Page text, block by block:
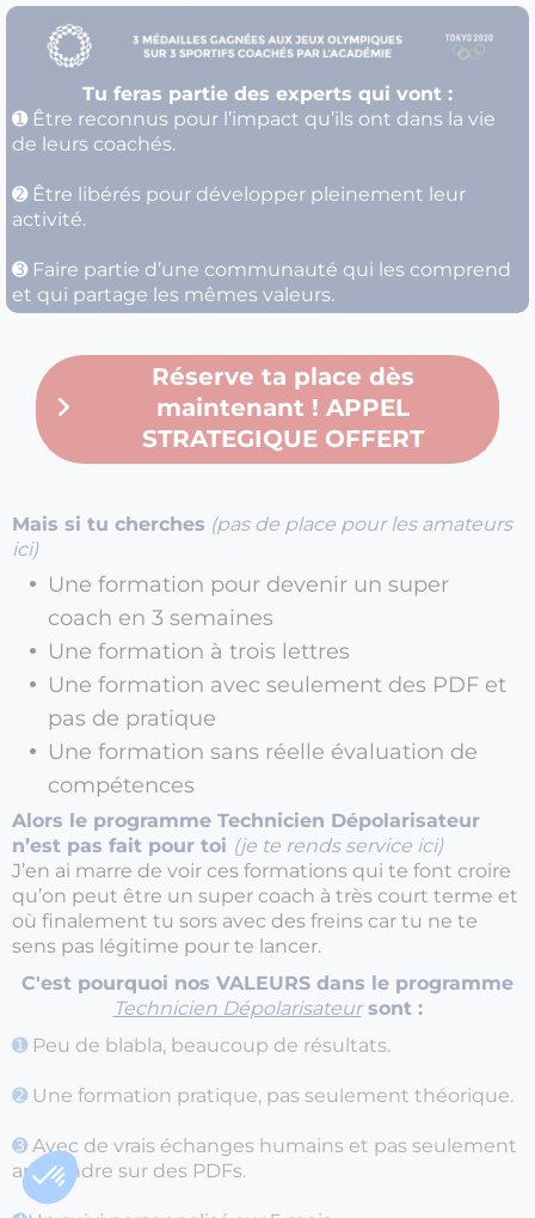
Tu feras partie des experts qui vont :
➊ Être reconnus pour l’impact qu’ils ont dans la vie
de leurs coachés.
➋ Être libérés pour développer pleinement leur
activité.
➌ Faire partie d’une communauté qui les comprend
et qui partage les mêmes valeurs.
Réserve ta place dès
maintenant ! APPEL
STRATEGIQUE OFFERT
Mais si tu cherches (pas de place pour les amateurs
ici)
Une formation pour devenir un super
coach en 3 semaines
Une formation à trois lettres
Une formation avec seulement des PDF et
pas de pratique
Une formation sans réelle évaluation de
compétences
Alors le programme Technicien Dépolarisateur
n’est pas fait pour toi (je te rends service ici)
J’en ai marre de voir ces formations qui te font croire
qu’on peut être un super coach à très court terme et
où finalement tu sors avec des freins car tu ne te
sens pas légitime pour te lancer.
C'est pourquoi nos VALEURS dans le programme
Technicien Dépolarisateursont :
➊ Peu de blabla, beaucoup de résultats.
➋ Une formation pratique, pas seulement théorique.
➌ Avec de vrais échanges humains et pas seulement
apprendre sur des PDFs.